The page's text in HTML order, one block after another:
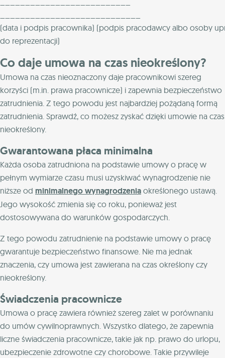
(data i podpis pracownika) (podpis pracodawcy albo osoby
do reprezentacji)
Co daje umowa na czas nieokreślony?
Umowa na czas nieoznaczony daje pracownikowi szereg
korzyści (m.in. prawa pracownicze) i zapewnia bezpieczeństwo
zatrudnienia. Z tego powodu jest najbardziej pożądaną formą
zatrudnienia. Sprawdź, co możesz zyskać dzięki umowie na czas
nieokreślony.
Gwarantowana płaca minimalna
Każda osoba zatrudniona na podstawie umowy o pracę w
pełnym wymiarze czasu musi uzyskiwać wynagrodzenie nie
niższe od minimalnego wynagrodzenia określonego ustawą.
Jego wysokość zmienia się co roku, ponieważ jest
dostosowywana do warunków gospodarczych.
Z tego powodu zatrudnienie na podstawie umowy o pracę
gwarantuje bezpieczeństwo finansowe. Nie ma jednak
znaczenia, czy umowa jest zawierana na czas określony czy
nieokreślony.
Świadczenia pracownicze
Umowa o pracę zawiera również szereg zalet w porównaniu
do umów cywilnoprawnych. Wszystko dlatego, że zapewnia
liczne świadczenia pracownicze, takie jak np. prawo do urlopu,
ubezpieczenie zdrowotne czy chorobowe. Takie przywileje